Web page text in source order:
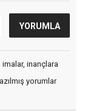
inançlara
yorumlar